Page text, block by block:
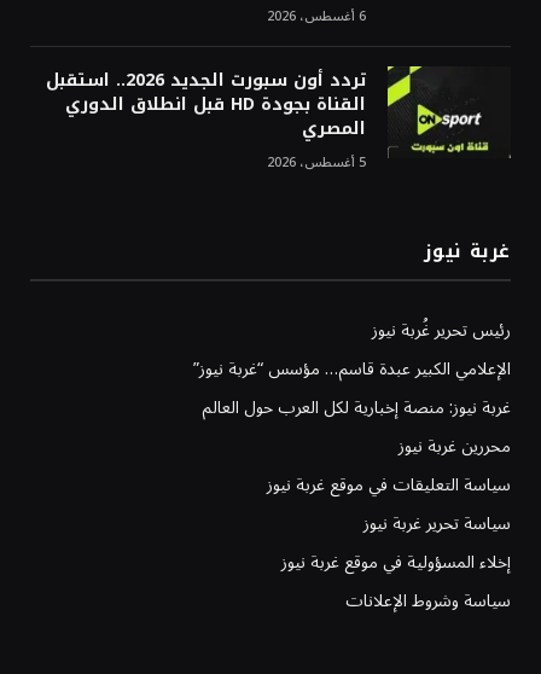
6 أغسطس، 2026
تردد أون سبورت الجديد 2026.. استقبل
القناة بجودة HD قبل انطلاق الدوري
المصري
5 أغسطس، 2026
غربة نيوز
رئيس تحرير غُربة نيوز
الإعلامي الكبير عبدة قاسم… مؤسس “غربة نيوز”
غربة نيوز: منصة إخبارية لكل العرب حول العالم
محررين غربة نيوز
سياسة التعليقات في موقع غربة نيوز
سياسة تحرير غربة نيوز
إخلاء المسؤولية في موقع غربة نيوز
سياسة وشروط الإعلانات